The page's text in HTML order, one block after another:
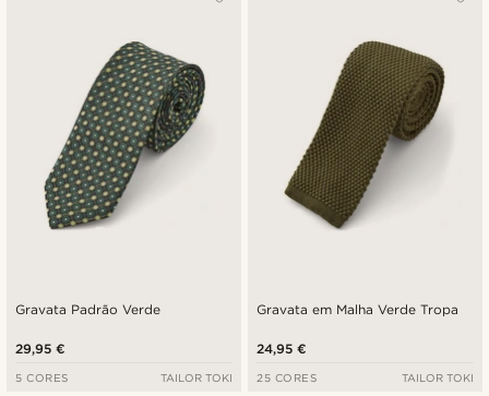
Gravata Padrão Verde
29,95 €
5 CORES TAILOR TOKI
Gravata em Malha Verde Tropa
24,95 €
25 CORES TAILOR TOKI